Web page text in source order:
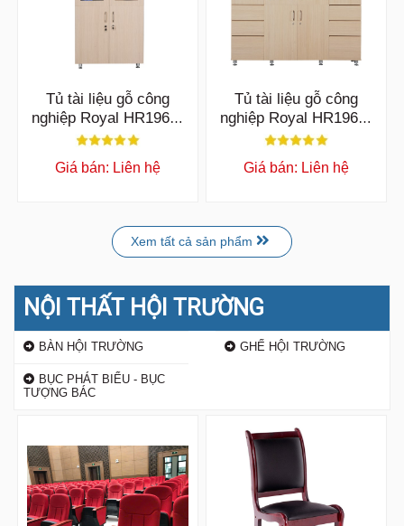
Tủ tài liệu gỗ công
nghiệp Royal HR1960-
2B
Giá bán: Liên hệ
Tủ tài liệu gỗ công
nghiệp Royal HR1960-
4B
Giá bán: Liên hệ
Xem tất cả sản phẩm
NỘI THẤT HỘI TRƯỜNG
BÀN HỘI TRƯỜNG GHẾ HỘI TRƯỜNG
BỤC PHÁT BIỂU - BỤC
TƯỢNG BÁC